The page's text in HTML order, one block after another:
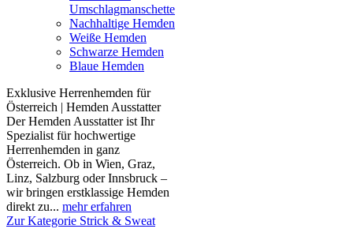
Umschlagmanschette
Nachhaltige Hemden
Weiße Hemden
Schwarze Hemden
Blaue Hemden
Exklusive Herrenhemden für
Österreich | Hemden Ausstatter
Der Hemden Ausstatter ist Ihr
Spezialist für hochwertige
Herrenhemden in ganz
Österreich. Ob in Wien, Graz,
Linz, Salzburg oder Innsbruck –
wir bringen erstklassige Hemden
direkt zu... mehr erfahren
Zur Kategorie Strick & Sweat